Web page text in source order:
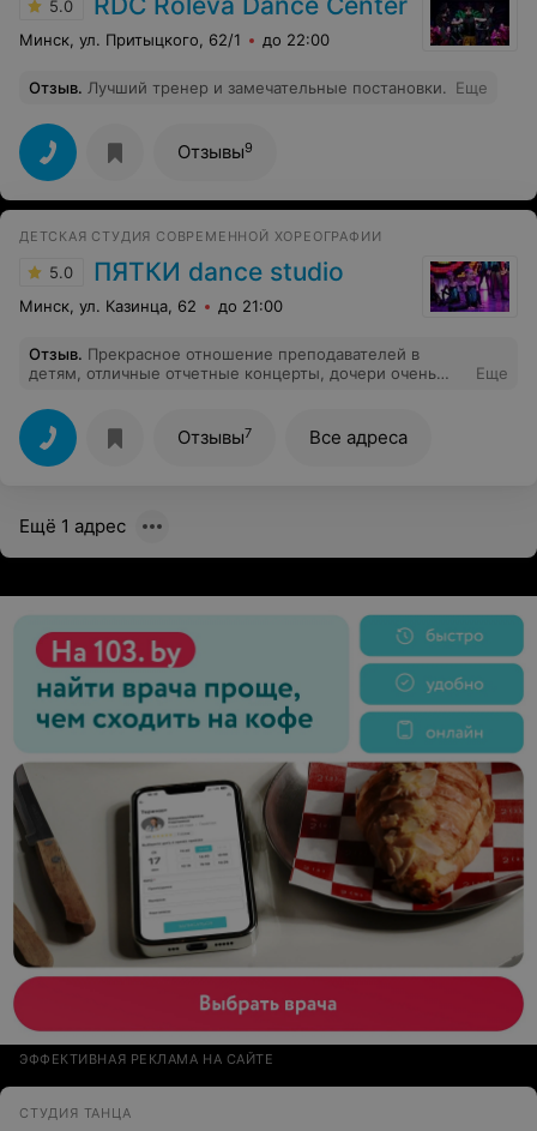
5.0
Минск, ул. Притыцкого, 62/1 до 22:00
Отзыв. Лучший тренер и замечательные постановки. Еще
Отзывы9
ДЕТСКАЯ СТУДИЯ СОВРЕМЕННОЙ ХОРЕОГРАФИИ
5.0 ПЯТКИ dance studio
Минск, ул. Казинца, 62 до 21:00
Отзыв. Прекрасное отношение преподавателей в
детям, отличные отчетные концерты, дочери очень
Еще
Отзывы7 Все адреса
Ещё 1 адрес
ЭФФЕКТИВНАЯ РЕКЛАМА НА САЙТЕ
СТУДИЯ ТАНЦА